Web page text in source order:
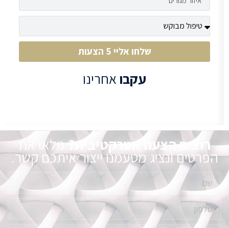
שלחו אליי 5 הצעות
עקבואחרינו
רוצים הצעה אטרקטיבית?מלאו את
הפרטים ונציג מטעמנו ייצור איתכם קשר.